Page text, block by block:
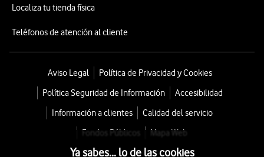
Localiza tu tienda física
Teléfonos de atención al cliente
Aviso Legal
Política de Privacidad y Cookies
Política Seguridad de Información
Accesibilidad
Información a clientes
Calidad del servicio
Fondos Públicos
Mapa Web
Ya sabes... lo de las cookies